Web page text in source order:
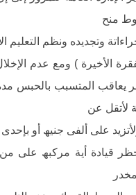
منح
وتجدیده ونظم التعلیم
٦٥ ( الفقرة الأخیرة ) ومع عدم
یعاقب المتسبب بالحبس
لأتقل عن
على ألفى جنیھ أو بإحدى
٦٦ : یحظر قیادة أیة مركبھ